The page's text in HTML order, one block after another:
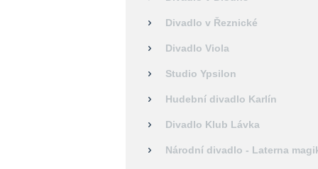
Divadlo v Řeznické
Divadlo Viola
Studio Ypsilon
Hudební divadlo Karlín
Divadlo Klub Lávka
Národní divadlo - Laterna